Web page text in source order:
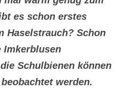
es schon erstes
Haselstrauch? Schon
Imkerblusen
Schulbienen können
werden.